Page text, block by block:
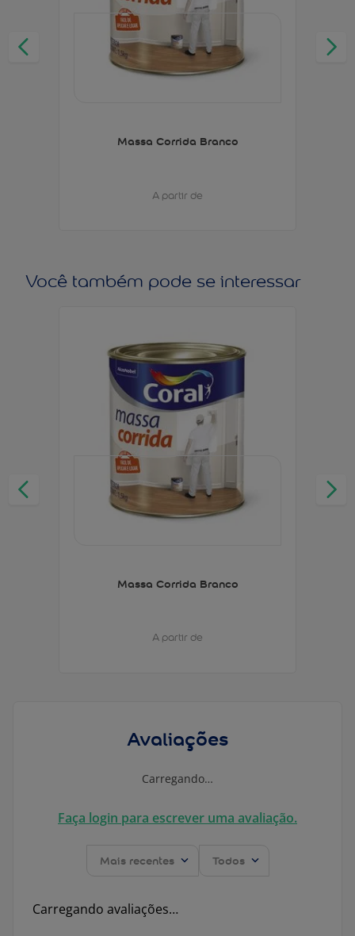
Massa Corrida Branco
A partir de
Você também pode se interessar
Massa Corrida Branco
A partir de
Avaliações
Carregando…
Faça login para escrever uma avaliação.
Mais recentes Todos
Carregando avaliações…